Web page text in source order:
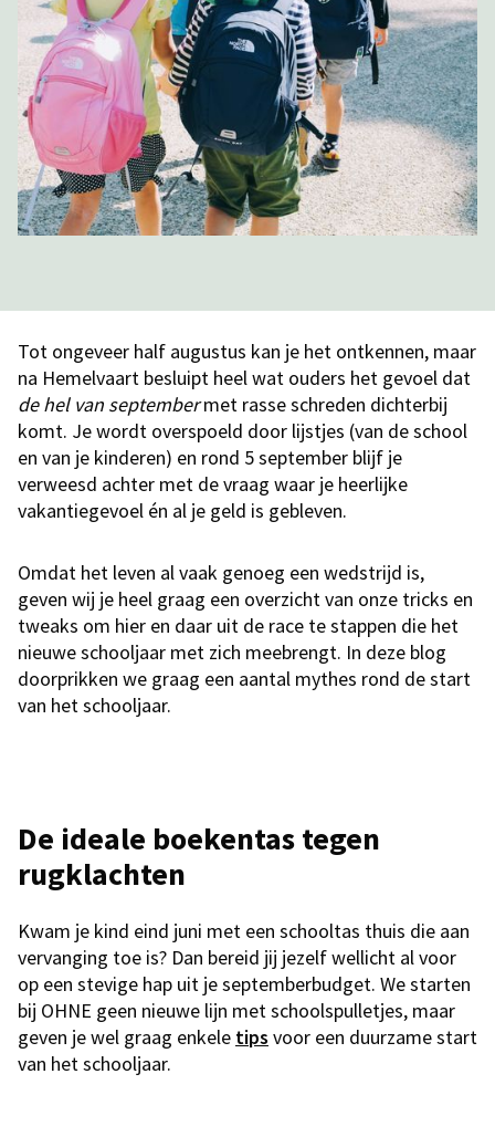
Tot ongeveer half augustus kan je het ontkennen, maar
na Hemelvaart besluipt heel wat ouders het gevoel dat
de hel van septembermet rasse schreden dichterbij
komt. Je wordt overspoeld door lijstjes (van de school
en van je kinderen) en rond 5 september blijf je
verweesd achter met de vraag waar je heerlijke
vakantiegevoel én al je geld is gebleven.
Omdat het leven al vaak genoeg een wedstrijd is,
geven wij je heel graag een overzicht van onze tricks en
tweaks om hier en daar uit de race te stappen die het
nieuwe schooljaar met zich meebrengt. In deze blog
doorprikken we graag een aantal mythes rond de start
van het schooljaar.
De ideale boekentas tegen
rugklachten
Kwam je kind eind juni met een schooltas thuis die aan
vervanging toe is? Dan bereid jij jezelf wellicht al voor
op een stevige hap uit je septemberbudget. We starten
bij OHNE geen nieuwe lijn met schoolspulletjes, maar
geven je wel graag enkele tips voor een duurzame start
van het schooljaar.